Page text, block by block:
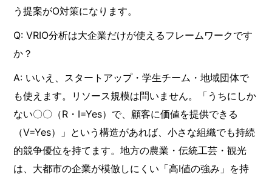
う提案がO対策になります。
Q: VRIO分析は大企業だけが使えるフレームワークです
か？
A: いいえ、スタートアップ・学生チーム・地域団体で
も使えます。リソース規模は問いません。「うちにしか
ない〇〇（R・I=Yes）で、顧客に価値を提供できる
（V=Yes）」という構造があれば、小さな組織でも持続
的競争優位を持てます。地方の農業・伝統工芸・観光
は、大都市の企業が模倣しにくい「高I値の強み」を持